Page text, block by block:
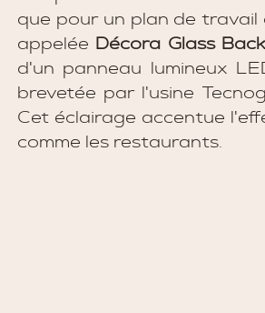
que pour un plan de travail
appelée Décora Glass
d'un panneau lumineux
brevetée par l'usine
Cet éclairage accentue
comme les restaurants.